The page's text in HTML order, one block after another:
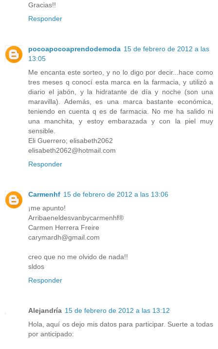
Gracias!!
Responder
pocoapocoaprendodemoda 15 de febrero de 2012 a las
13:05
Me encanta este sorteo, y no lo digo por decir...hace como
tres meses q conocí esta marca en la farmacia, y utilizó a
diario el jabón, y la hidratante de día y noche (son una
maravilla). Además, es una marca bastante económica,
teniendo en cuenta q es de farmacia. No me ha salido ni
una manchita, y estoy embarazada y con la piel muy
sensible.
Eli Guerrero; elisabeth2062
elisabeth2062@hotmail.com
Responder
Carmenhf 15 de febrero de 2012 a las 13:06
¡me apunto!
Arribaeneldesvanbycarmenhf®
Carmen Herrera Freire
carymardh@gmail.com
creo que no me olvido de nada!!
sldos
Responder
Alejandría 15 de febrero de 2012 a las 13:12
Hola, aquí os dejo mis datos para participar. Suerte a todas
por anticipado: